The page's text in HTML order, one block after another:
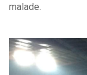
malade.